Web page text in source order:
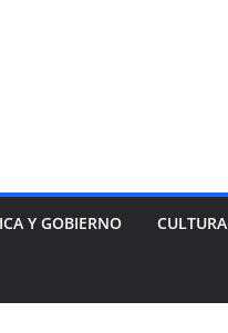
Y GOBIERNO CULTURA